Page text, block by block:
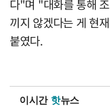
다"며 "대화를 통해
끼지 않겠다는 게 현
붙였다.
이시간 핫뉴스